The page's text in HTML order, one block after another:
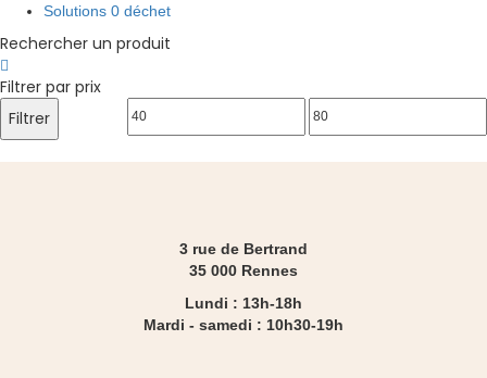
Solutions 0 déchet
Rechercher un produit
Filtrer par prix
Prix Prix
Filtrer
3 rue de Bertrand
35 000 Rennes
Lundi : 13h-18h
Mardi - samedi : 10h30-19h